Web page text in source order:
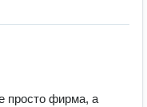
просто фирма, а